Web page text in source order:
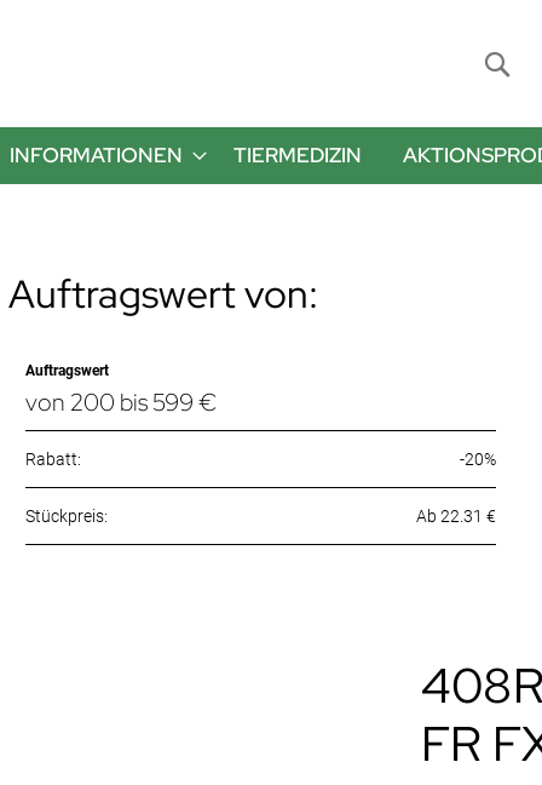
INFORMATIONEN TIERMEDIZIN
von:
Auftragswert
von 200 bis 599 €
Rabatt: -20%
Ab 22.31 €
FR